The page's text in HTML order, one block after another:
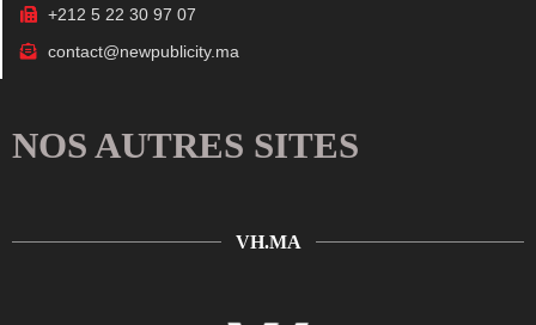
+212 5 22 30 97 07
contact@newpublicity.ma
NOS AUTRES SITES
VH.MA